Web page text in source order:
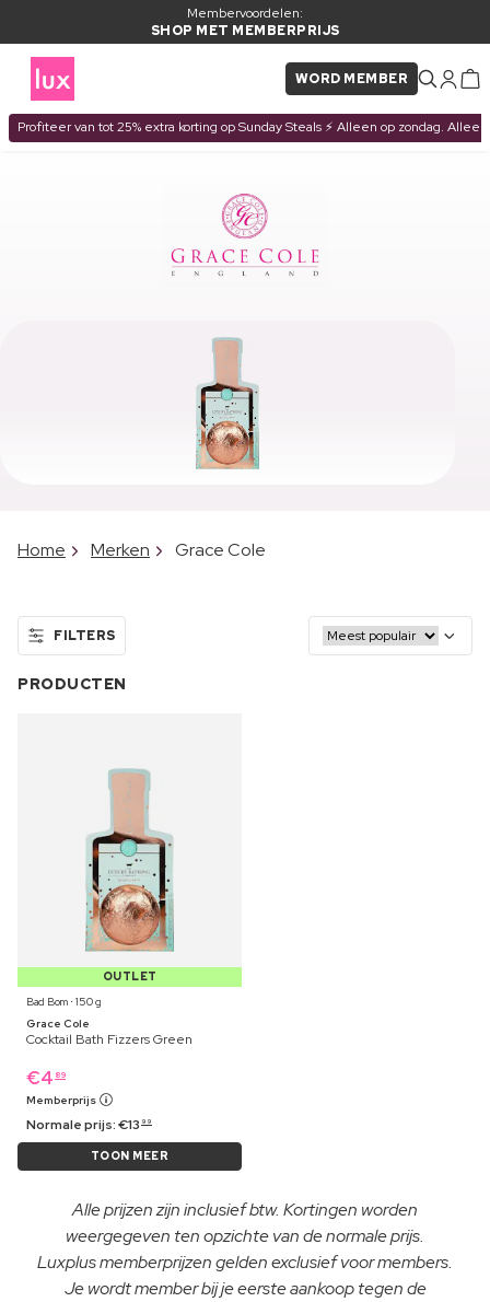
Membervoordelen:
SHOP MET MEMBERPRIJS
WORD MEMBER
Profiteer van tot 25% extra korting op Sunday Steals ⚡ Alleen op zondag.
Home Merken Grace Cole
FILTERS
PRODUCTEN
OUTLET
Bad Bom ⋅ 150 g
Grace Cole
Cocktail Bath Fizzers Green
€4 89
Memberprijs
Normale prijs:€13 99
TOON MEER
Alle prijzen zijn inclusief btw. Kortingen worden
weergegeven ten opzichte van de normale prijs.
Luxplus memberprijzen gelden exclusief voor members.
Je wordt member bij je eerste aankoop tegen de